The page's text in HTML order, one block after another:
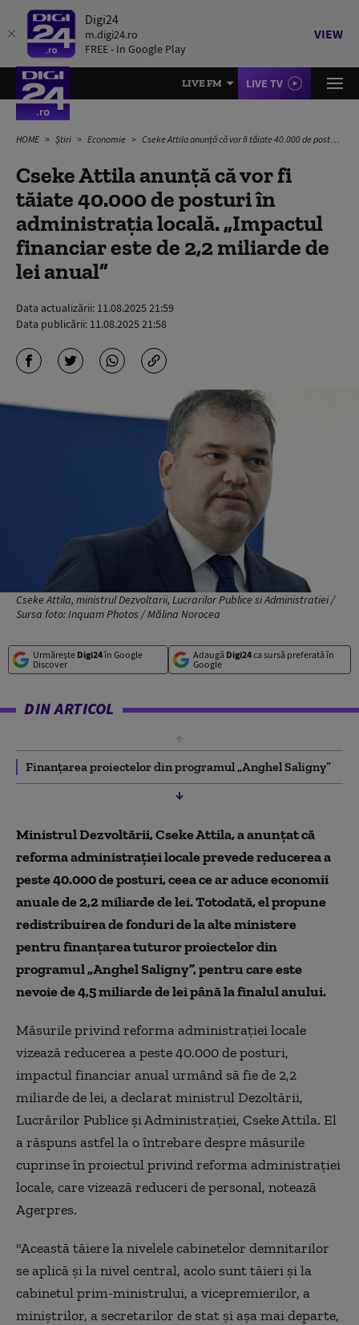
Digi24
m.digi24.ro
FREE - In Google Play
VIEW
LIVE FM LIVE TV
HOME Știri Economie Cseke Attila anunță că vor fi tăiate 40.000 de posturi în administraţia locală. „Impactul financiar este de 2,2 miliarde de lei anual”
Cseke Attila anunță că vor fi
tăiate 40.000 de posturi în
administraţia locală. „Impactul
financiar este de 2,2 miliarde de
lei anual”
Data actualizării: 11.08.2025 21:59
Data publicării: 11.08.2025 21:58
Cseke Attila, ministrul Dezvoltarii, Lucrarilor Publice si Administratiei /
Sursa foto: Inquam Photos / Mălina Norocea
Urmărește Digi24în Google
Discover
Adaugă Digi24ca sursă preferată în
Google
DIN ARTICOL
Finanțarea proiectelor din programul „Anghel Saligny”
Ministrul Dezvoltării, Cseke Attila, a anunțat că
reforma administrației locale prevede reducerea a
peste 40.000 de posturi, ceea ce ar aduce economii
anuale de 2,2 miliarde de lei. Totodată, el propune
redistribuirea de fonduri de la alte ministere
pentru finanțarea tuturor proiectelor din
programul „Anghel Saligny”, pentru care este
nevoie de 4,5 miliarde de lei până la finalul anului.
Măsurile privind reforma administraţiei locale
vizează reducerea a peste 40.000 de posturi,
impactul financiar anual urmând să fie de 2,2
miliarde de lei, a declarat ministrul Dezoltării,
Lucrărilor Publice şi Administraţiei, Cseke Attila. El
a răspuns astfel la o întrebare despre măsurile
cuprinse în proiectul privind reforma administraţiei
locale, care vizează reduceri de personal, notează
Agerpres.
"Această tăiere la nivelele cabinetelor demnitarilor
se aplică şi la nivel central, acolo sunt tăieri şi la
cabinetul prim-ministrului, a vicepremierilor, a
miniştrilor, a secretarilor de stat şi aşa mai departe,